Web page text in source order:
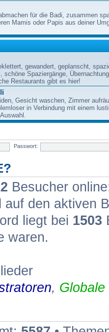
für die Badi, zusammen
Mamis oder Papis aus deiner
gewandert, geplanscht,
schöne Spaziergänge,
Restaurants gibt es hier!
Gesicht waschen, Zimmer
in Verbindung mit einem
Passwort:
Besucher
auf den aktiven
liegt bei 1503
waren.
,